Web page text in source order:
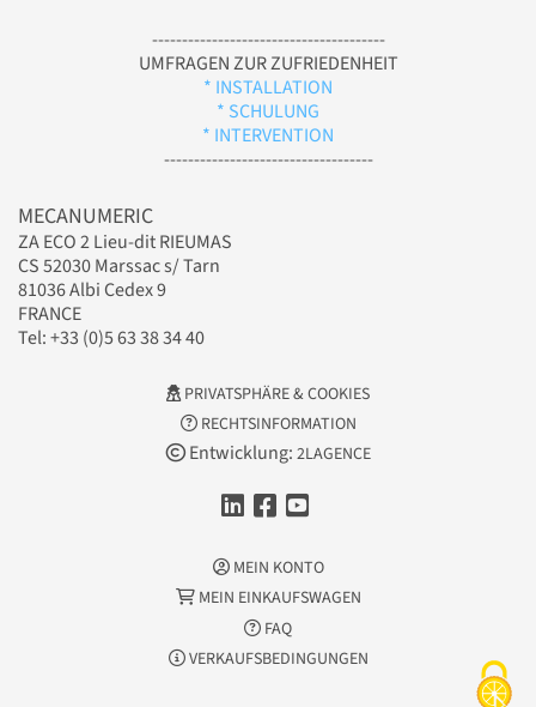
---------------------------------------
UMFRAGEN ZUR ZUFRIEDENHEIT
* INSTALLATION
* SCHULUNG
* INTERVENTION
-----------------------------------
MECANUMERIC
ZA ECO 2 Lieu-dit RIEUMAS
CS 52030 Marssac s/ Tarn
81036 Albi Cedex 9
FRANCE
Tel: +33 (0)5 63 38 34 40
PRIVATSPHÄRE & COOKIES
RECHTSINFORMATION
Entwicklung: 2LAGENCE
MEIN KONTO
MEIN EINKAUFSWAGEN
FAQ
VERKAUFSBEDINGUNGEN